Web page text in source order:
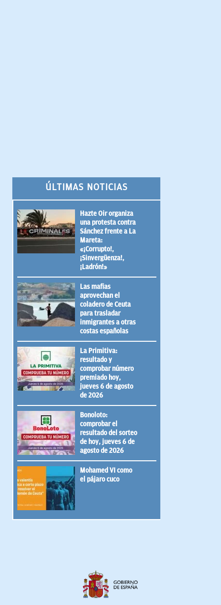
ÚLTIMAS NOTICIAS
Hazte Oir organiza
una protesta contra
Sánchez frente a La
Mareta:
«¡Corrupto!,
¡Sinvergüenza!,
¡Ladrón!»
Las mafias
aprovechan el
coladero de Ceuta
para trasladar
inmigrantes a otras
costas españolas
La Primitiva:
resultado y
comprobar número
premiado hoy,
jueves 6 de agosto
de 2026
Bonoloto:
comprobar el
resultado del sorteo
de hoy, jueves 6 de
agosto de 2026
Mohamed VI como
el pájaro cuco